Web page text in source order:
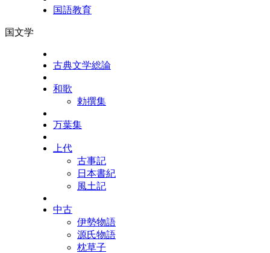
国語教育
国文学
古典文学総論
和歌
勅撰集
万葉集
上代
古事記
日本書紀
風土記
中古
伊勢物語
源氏物語
枕草子